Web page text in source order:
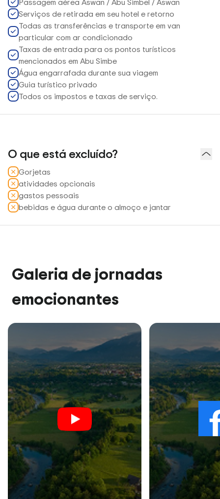
Serviços de retirada em seu hotel e retorno
Todas as transferências e transporte em van
particular com ar condicionado
Taxas de entrada para os pontos turísticos
mencionados em Abu Simbe
Água engarrafada durante sua viagem
Guia turístico privado
Todos os impostos e taxas de serviço.
O que está excluído?
Gorjetas
atividades opcionais
gastos pessoais
bebidas e água durante o almoço e jantar
Galeria de jornadas
emocionantes